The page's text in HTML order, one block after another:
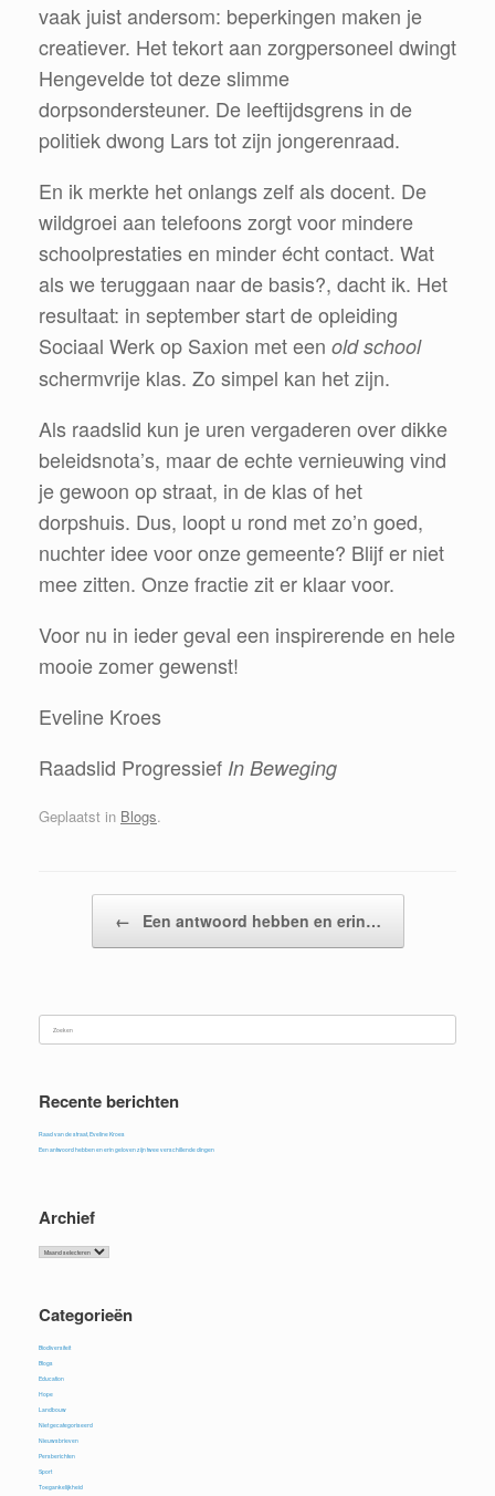
vaak juist andersom: beperkingen maken je
creatiever. Het tekort aan zorgpersoneel dwingt
Hengevelde tot deze slimme
dorpsondersteuner. De leeftijdsgrens in de
politiek dwong Lars tot zijn jongerenraad.
En ik merkte het onlangs zelf als docent. De
wildgroei aan telefoons zorgt voor mindere
schoolprestaties en minder écht contact. Wat
als we teruggaan naar de basis?, dacht ik. Het
resultaat: in september start de opleiding
Sociaal Werk op Saxion met een old school
schermvrije klas. Zo simpel kan het zijn.
Als raadslid kun je uren vergaderen over dikke
beleidsnota’s, maar de echte vernieuwing vind
je gewoon op straat, in de klas of het
dorpshuis. Dus, loopt u rond met zo’n goed,
nuchter idee voor onze gemeente? Blijf er niet
mee zitten. Onze fractie zit er klaar voor.
Voor nu in ieder geval een inspirerende en hele
mooie zomer gewenst!
Eveline Kroes
Raadslid Progressief In Beweging
Geplaatst in Blogs.
← Een antwoord hebben en erin…
Zoeken
Recente berichten
Raad van de straat, Eveline Kroes
Een antwoord hebben en erin geloven zijn twee verschillende dingen
Archief
Archief
Categorieën
Biodiversiteit
Blogs
Education
Hope
Landbouw
Niet gecategoriseerd
Nieuwsbrieven
Persberichten
Sport
Toegankelijkheid